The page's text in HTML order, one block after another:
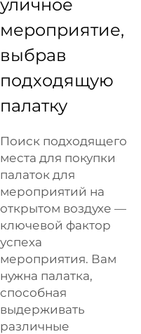
уличное
мероприятие,
выбрав
подходящую
палатку
Поиск подходящего
места для покупки
палаток для
мероприятий на
открытом воздухе —
ключевой фактор
успеха
мероприятия. Вам
нужна палатка,
способная
выдерживать
различные